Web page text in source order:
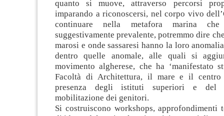
quanto si muove, attraverso percorsi
imparando a riconoscersi, nel corpo vivo
continuare nella metafora marina
suggestivamente prevalente, potremmo dire
marosi e onde sassaresi hanno la loro
dentro quelle anomale, alle quali si
movimento algherese, che ha ‘manifestato
Facoltà di Architettura, il mare e il
presenza degli istituti superiori e del
mobilitazione dei genitori.
Si costruiscono workshops, approfondimenti